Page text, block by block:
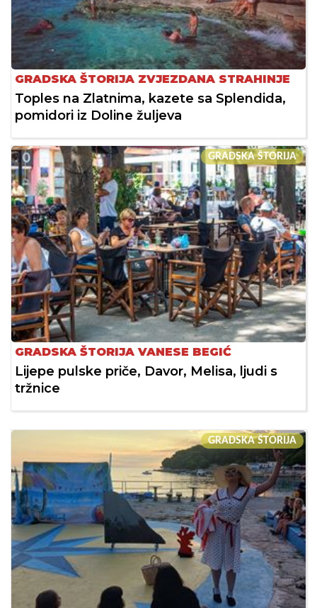
GRADSKA ŠTORIJA ZVJEZDANA STRAHINJE
Toples na Zlatnima, kazete sa Splendida,
pomidori iz Doline žuljeva
GRADSKA ŠTORIJA
GRADSKA ŠTORIJA VANESE BEGIĆ
Lijepe pulske priče, Davor, Melisa, ljudi s
tržnice
GRADSKA ŠTORIJA